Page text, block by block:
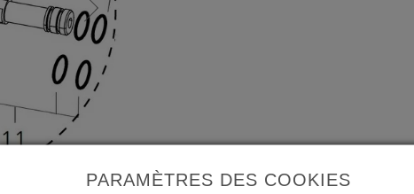
PARAMÈTRES DES COOKIES